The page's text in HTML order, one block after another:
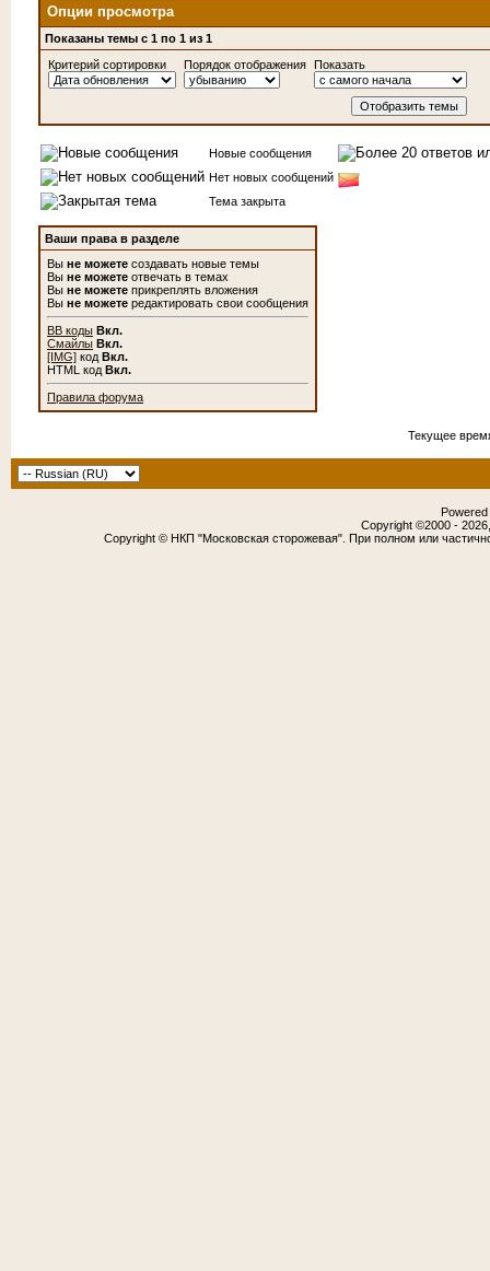
Опции просмотра
Показаны темы с 1 по 1 из 1
Критерий сортировки
Порядок отображения Показать
Новые сообщения
Нет новых сообщений
Тема закрыта
Ваши права в разделе
Вы не можете создавать новые темы
Вы не можете отвечать в темах
Вы не можете прикреплять вложения
Вы не можете редактировать свои сообщения
BB коды Вкл.
Смайлы Вкл.
[IMG] код Вкл.
HTML код Вкл.
Правила форума
Текущее
Copyright ©2000 -
Copyright © НКП "Московская сторожевая". При полном или